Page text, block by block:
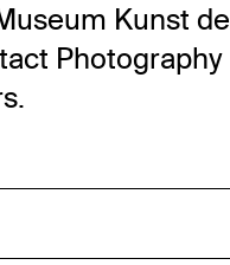
Kunst
Photography